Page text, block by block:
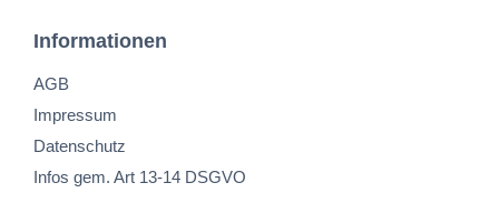
Informationen
AGB
Impressum
Datenschutz
Infos gem. Art 13-14 DSGVO